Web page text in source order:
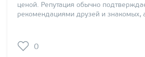
ценой. Репутация обычно
рекомендациями друзей и знакомых,
0